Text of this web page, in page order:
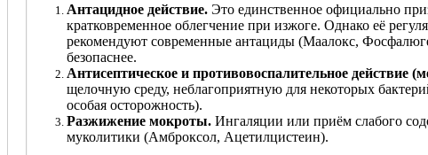
Антацидное действие. Это единственное официально
кратковременное облегчение при изжоге. Однако её
рекомендуют современные антациды (Маалокс,
безопаснее.
Антисептическое и противовоспалительное действие
щелочную среду, неблагоприятную для некоторых
особая осторожность).
Разжижение мокроты. Ингаляции или приём слабого
муколитики (Амброксол, Ацетилцистеин).